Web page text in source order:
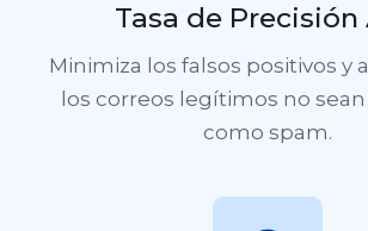
Tasa de Precisión
Minimiza los falsos positivos y
los correos legítimos no
como spam.